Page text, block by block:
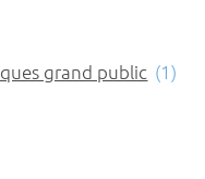
grand public (1)